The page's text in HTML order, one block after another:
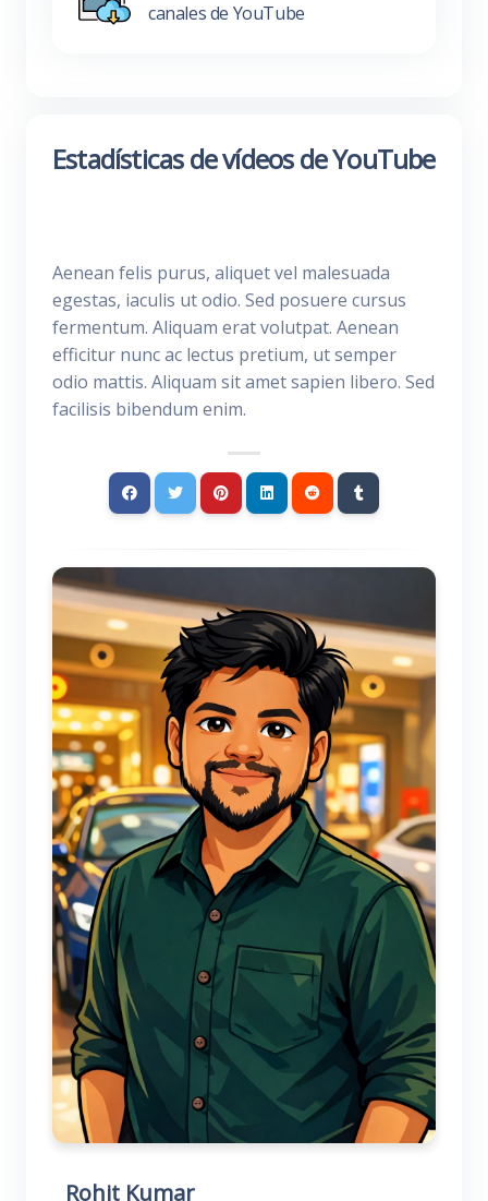
canales de YouTube
Estadísticas de vídeos de YouTube
Aenean felis purus, aliquet vel malesuada
egestas, iaculis ut odio. Sed posuere cursus
fermentum. Aliquam erat volutpat. Aenean
efficitur nunc ac lectus pretium, ut semper
odio mattis. Aliquam sit amet sapien libero. Sed
facilisis bibendum enim.
Rohit Kumar